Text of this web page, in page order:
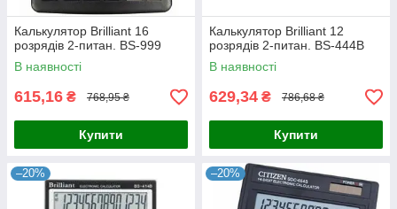
Калькулятор Brilliant 16
розрядів 2-питан. BS-999
В наявності
615,16 ₴ 768,95 ₴
Купити
Калькулятор Brilliant 12
розрядів 2-питан. BS-444B
В наявності
629,34 ₴ 786,68 ₴
Купити
–20% –20%